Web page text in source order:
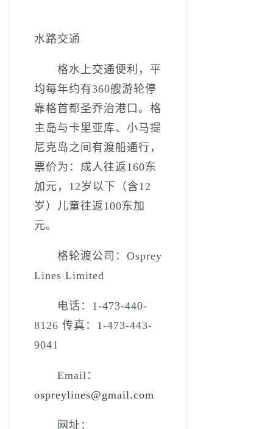
水路交通
格水上交通便利，平
均每年约有360艘游轮停
靠格首都圣乔治港口。格
主岛与卡里亚库、小马提
尼克岛之间有渡船通行，
票价为：成人往返160东
加元，12岁以下（含12
岁）儿童往返100东加
元。
格轮渡公司：Osprey
Lines Limited
电话：1-473-440-
8126 传真：1-473-443-
9041
Email：
ospreylines@gmail.com
网址：